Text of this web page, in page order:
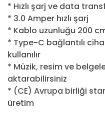
* Hızlı şarj ve data
* 3.0 Amper hızlı şarj
* Kablo uzunluğu 200
* Type-C bağlantılı
kullanılır
* Müzik, resim ve
aktarabilirsiniz
* (CE) Avrupa birliği
üretim